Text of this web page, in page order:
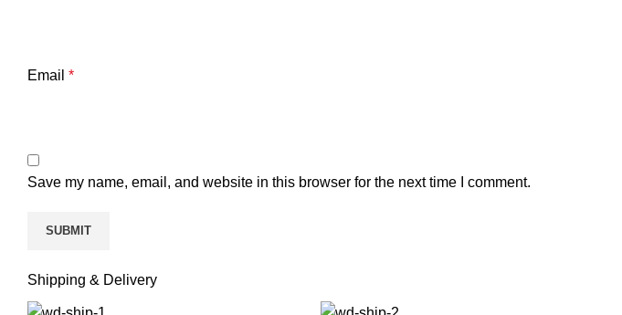
Email *
Save my name, email, and website in this browser for the next time I comment.
Shipping & Delivery